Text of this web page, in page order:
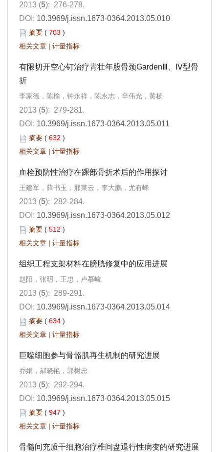
2013 (5): 276-278.
DOI: 10.3969/j.issn.1673-0364.2013.05.010
摘要 ( 703 )
相关文章 | 计量指标
有限切开空心钉治疗青壮年股骨颈GardenⅢ、Ⅳ型骨
折
李家德，陈榆，钟永祥，陈永志，辛伟光，黄杨
2013 (5): 279-281.
DOI: 10.3969/j.issn.1673-0364.2013.05.011
摘要 ( 632 )
相关文章 | 计量指标
血栓预防性治疗在踝部骨折术后的作用探讨
王建军，薛书玉，邢菜云，李大鹏，尤有峰
2013 (5): 282-284.
DOI: 10.3969/j.issn.1673-0364.2013.05.012
摘要 ( 512 )
相关文章 | 计量指标
组织工程支架材料在膀胱修复中的应用进展
赵阳，张明，王忠，卢慕峻
2013 (5): 289-291.
DOI: 10.3969/j.issn.1673-0364.2013.05.014
摘要 ( 634 )
相关文章 | 计量指标
巨噬细胞参与骨骼肌再生机制的研究进展
乔娟，郝晓艳，郭树忠
2013 (5): 292-294.
DOI: 10.3969/j.issn.1673-0364.2013.05.015
摘要 ( 947 )
相关文章 | 计量指标
骨髓间充质干细胞治疗椎间盘退行性病变的研究进展